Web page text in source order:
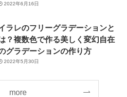
2022年6月16日
ラレのフリーグラデーションと
？複数色で作る美しく変幻自在
グラデーションの作り方
2022年5月30日
more